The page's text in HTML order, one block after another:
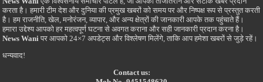
करता है। हमारी टीम देश और दुनिया की प्रमुख खबरों को समय पर और निष्पक्ष रूप से प्रस्तुत करती
है। हम राजनीति, खेल, मनोरंजन, व्यापार, और अन्य क्षेत्रों की जानकारी आपके तक पहुंचाते हैं।
हमारा उद्देश्य आपको हर महत्वपूर्ण घटना से अवगत कराना और सही जानकारी प्रदान करना है।
News Wani पर आपको 24×7 अपडेट्स और विश्लेषण मिलेंगे, ताकि आप हमेशा खबरों से जुड़े रहें।
धन्यवाद!
Contact us: